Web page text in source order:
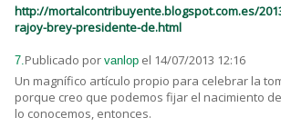
http://mortalcontribuyente.blogspot.com.es/
rajoy-brey-presidente-de.html
7.Publicado por vanlop el 14/07/2013 12:16
Un magnífico artículo propio para celebrar la
porque creo que podemos fijar el nacimiento
lo conocemos, entonces.